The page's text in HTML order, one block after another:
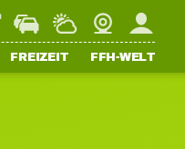
StaupilotWetterWebcamMein FFH
FREIZEIT FFH-WELT